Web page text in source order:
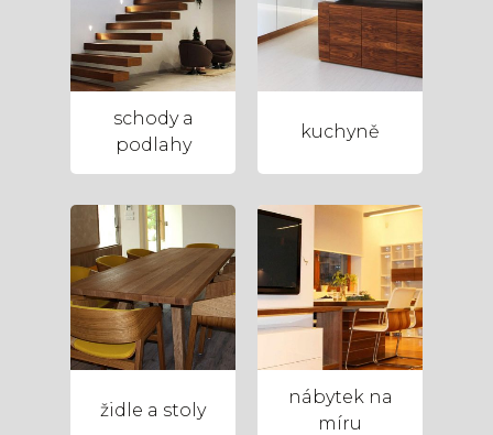
schody a
podlahy
kuchyně
židle a stoly
nábytek na
míru